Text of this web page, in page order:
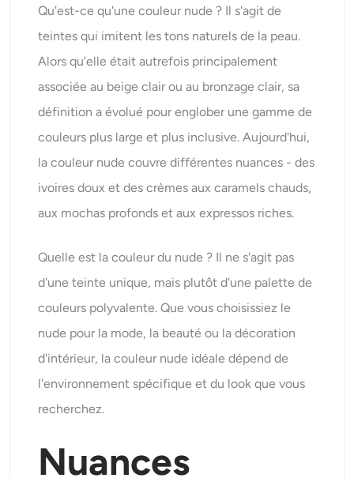
Qu'est-ce qu'une couleur nude ? Il s'agit de
teintes qui imitent les tons naturels de la peau.
Alors qu'elle était autrefois principalement
associée au beige clair ou au bronzage clair, sa
définition a évolué pour englober une gamme de
couleurs plus large et plus inclusive. Aujourd'hui,
la couleur nude couvre différentes nuances - des
ivoires doux et des crèmes aux caramels chauds,
aux mochas profonds et aux expressos riches.
Quelle est la couleur du nude ? Il ne s'agit pas
d'une teinte unique, mais plutôt d'une palette de
couleurs polyvalente. Que vous choisissiez le
nude pour la mode, la beauté ou la décoration
d'intérieur, la couleur nude idéale dépend de
l'environnement spécifique et du look que vous
recherchez.
Nuances